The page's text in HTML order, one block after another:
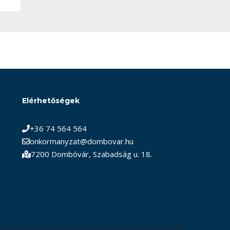
Elérhetőségek
+36 74 564 564
onkormanyzat@dombovar.hu
7200 Dombóvár, Szabadság u. 18.